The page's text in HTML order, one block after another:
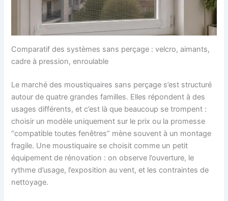
Comparatif des systèmes sans perçage : velcro, aimants,
cadre à pression, enroulable
Le marché des moustiquaires sans perçage s’est structuré
autour de quatre grandes familles. Elles répondent à des
usages différents, et c’est là que beaucoup se trompent :
choisir un modèle uniquement sur le prix ou la promesse
“compatible toutes fenêtres” mène souvent à un montage
fragile. Une moustiquaire se choisit comme un petit
équipement de rénovation : on observe l’ouverture, le
rythme d’usage, l’exposition au vent, et les contraintes de
nettoyage.